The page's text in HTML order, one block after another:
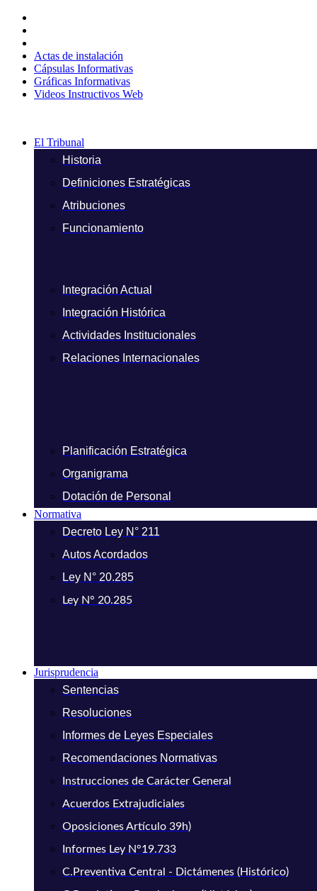
contenido
Actas de instalación
Cápsulas Informativas
Gráficas Informativas
Videos Instructivos Web
El Tribunal
Historia
Definiciones Estratégicas
Atribuciones
Funcionamiento
Integración Actual
Integración Histórica
Actividades Institucionales
Relaciones Internacionales
Planificación Estratégica
Organigrama
Dotación de Personal
Normativa
Decreto Ley N° 211
Autos Acordados
Ley N° 20.285
Ley N° 20.285
Jurisprudencia
Sentencias
Resoluciones
Informes de Leyes Especiales
Recomendaciones Normativas
Instrucciones de Carácter General
Acuerdos Extrajudiciales
Oposiciones Artículo 39h)
Informes Ley N°19.733
C.Preventiva Central - Dictámenes (Histórico)